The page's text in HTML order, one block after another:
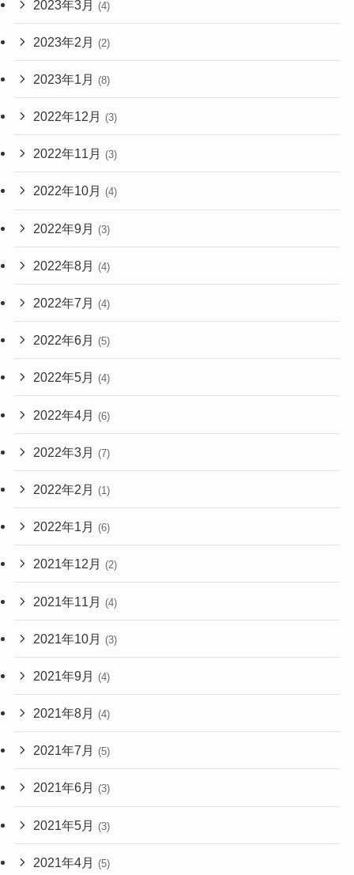
2023年3月 (4)
2023年2月 (2)
2023年1月 (8)
2022年12月 (3)
2022年11月 (3)
2022年10月 (4)
2022年9月 (3)
2022年8月 (4)
2022年7月 (4)
2022年6月 (5)
2022年5月 (4)
2022年4月 (6)
2022年3月 (7)
2022年2月 (1)
2022年1月 (6)
2021年12月 (2)
2021年11月 (4)
2021年10月 (3)
2021年9月 (4)
2021年8月 (4)
2021年7月 (5)
2021年6月 (3)
2021年5月 (3)
2021年4月 (5)